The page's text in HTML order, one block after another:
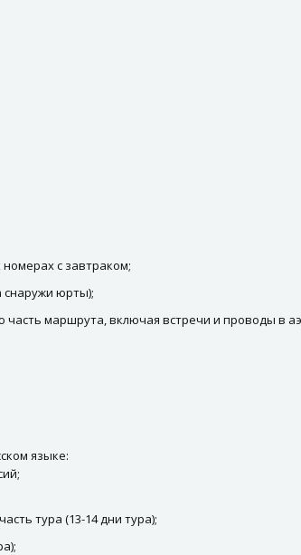
с завтраком;
снаружи юрты);
маршрута, включая встречи и проводы в
языке:
тура (13-14 дни тура);